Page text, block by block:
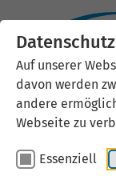
Auf unserer
davon werden
andere
Webseite zu
Essenziell